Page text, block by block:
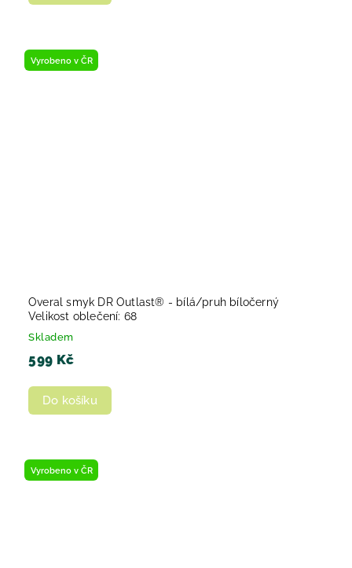
Vyrobeno v ČR
Overal smyk DR Outlast® - bílá/pruh bíločerný
Velikost oblečení: 68
Skladem
599 Kč
Do košíku
Vyrobeno v ČR